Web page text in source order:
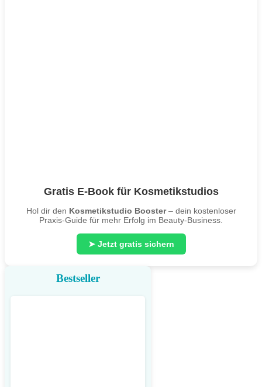
Gratis E-Book für Kosmetikstudios
Hol dir den Kosmetikstudio Booster– dein kostenloser
Praxis-Guide für mehr Erfolg im Beauty-Business.
➤ Jetzt gratis sichern
Bestseller